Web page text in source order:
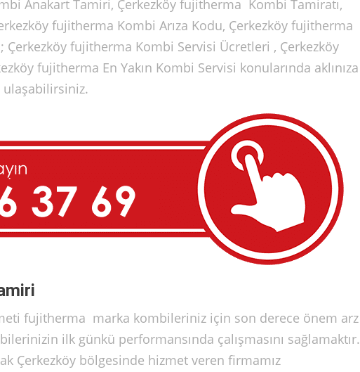
Anakart Tamiri, Çerkezköy fujitherma Kombi Tamiratı,
fujitherma Kombi Arıza Kodu, Çerkezköy fujitherma
Çerkezköy fujitherma Kombi Servisi Ücretleri , Çerkezköy
fujitherma En Yakın Kombi Servisi konularında aklınıza
ulaşabilirsiniz.
fujitherma marka kombileriniz için son derece önem arz
ilk günkü performansında çalışmasını sağlamaktır.
Çerkezköy bölgesinde hizmet veren firmamız